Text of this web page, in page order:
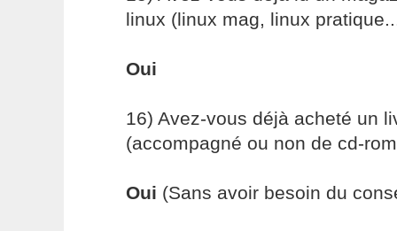
linux (linux mag, linux
Oui
16) Avez-vous déjà acheté un
(accompagné ou non de cd-
Oui (Sans avoir besoin du